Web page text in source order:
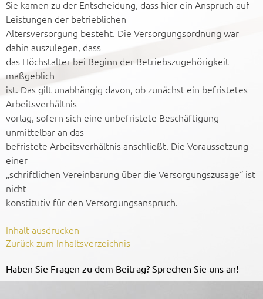
Sie kamen zu der Entscheidung, dass hier ein Anspruch auf
Leistungen der betrieblichen
Altersversorgung besteht. Die Versorgungsordnung war
dahin auszulegen, dass
das Höchstalter bei Beginn der Betriebszugehörigkeit
maßgeblich
ist. Das gilt unabhängig davon, ob zunächst ein befristetes
Arbeitsverhältnis
vorlag, sofern sich eine unbefristete Beschäftigung
unmittelbar an das
befristete Arbeitsverhältnis anschließt. Die Voraussetzung
einer
„schriftlichen Vereinbarung über die Versorgungszusage“ ist
nicht
konstitutiv für den Versorgungsanspruch.
Inhalt ausdrucken
Zurück zum Inhaltsverzeichnis
Haben Sie Fragen zu dem Beitrag? Sprechen Sie uns an!